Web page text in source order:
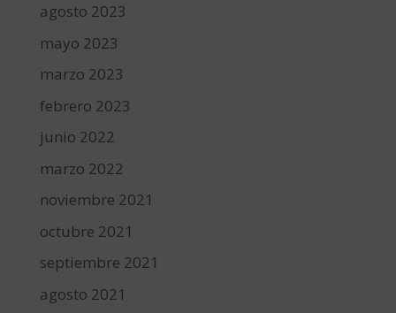
agosto 2023
mayo 2023
marzo 2023
febrero 2023
junio 2022
marzo 2022
noviembre 2021
octubre 2021
septiembre 2021
agosto 2021